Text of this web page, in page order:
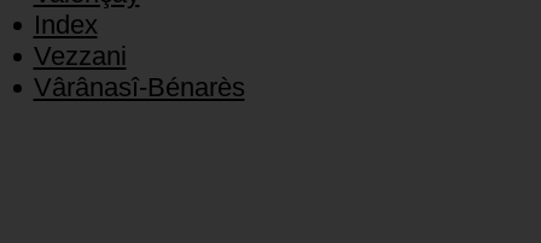
Index
Vezzani
Vârânasî-Bénarès